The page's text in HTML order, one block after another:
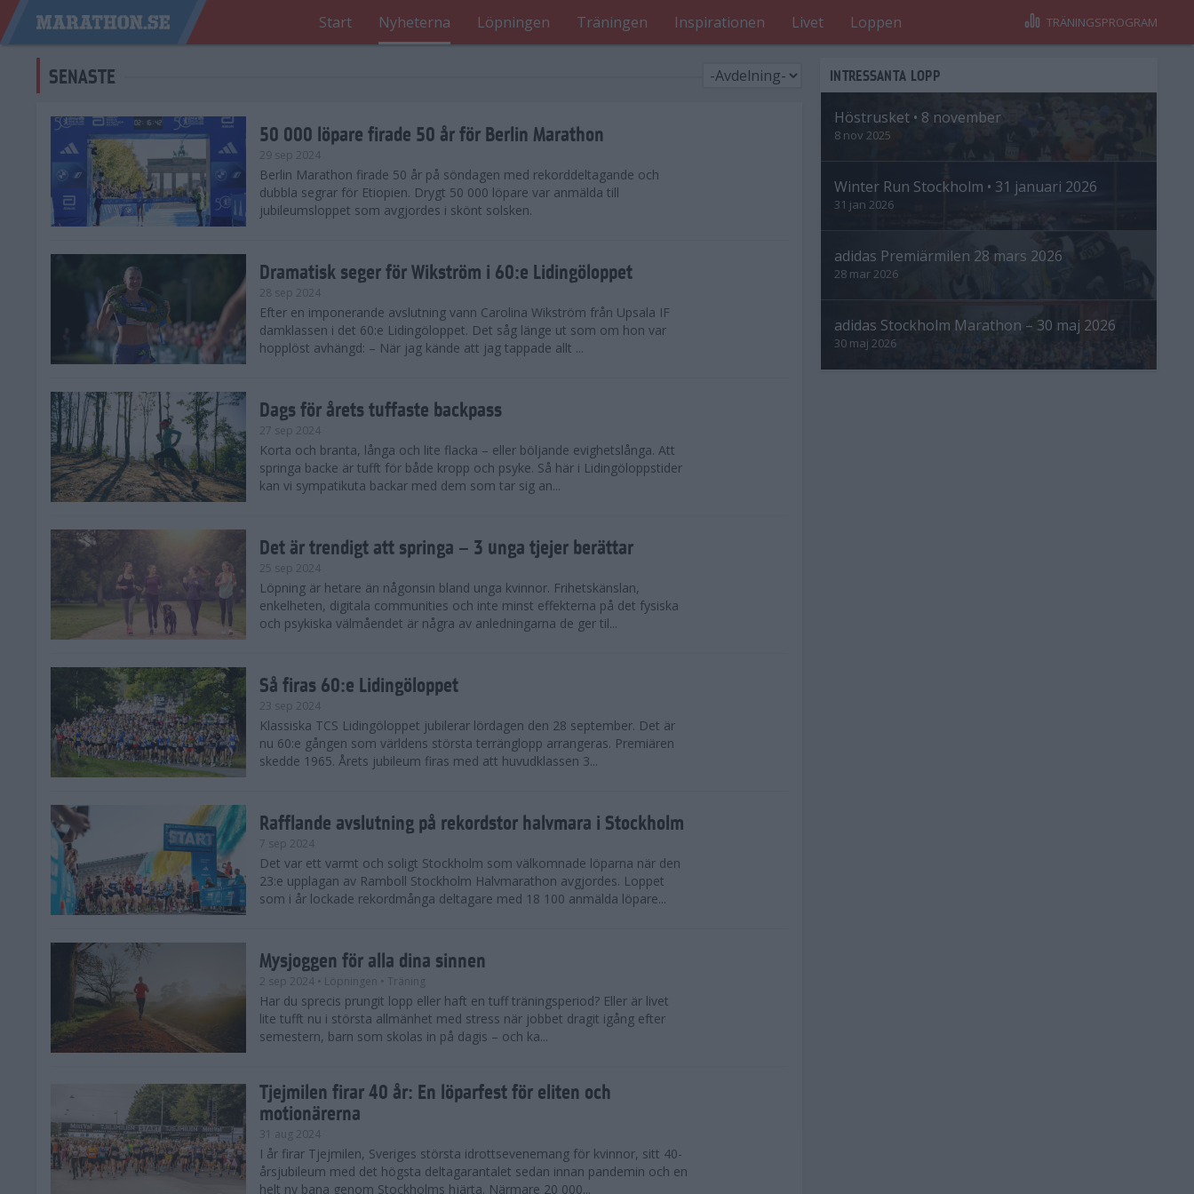
Start Nyheterna Löpningen Träningen Inspirationen Livet Loppen TRÄNINGSPROGRAM
SENASTE
50 000 löpare firade 50 år för Berlin Marathon
29 sep 2024
Berlin Marathon firade 50 år på söndagen med rekorddeltagande och
dubbla segrar för Etiopien. Drygt 50 000 löpare var anmälda till
jubileumsloppet som avgjordes i skönt solsken.
Dramatisk seger för Wikström i 60:e Lidingöloppet
28 sep 2024
Efter en imponerande avslutning vann Carolina Wikström från Upsala IF
damklassen i det 60:e Lidingöloppet. Det såg länge ut som om hon var
hopplöst avhängd: – När jag kände att jag tappade allt ...
Dags för årets tuffaste backpass
27 sep 2024
Korta och branta, långa och lite flacka – eller böljande evighetslånga. Att
springa backe är tufft för både kropp och psyke. Så här i Lidingöloppstider
kan vi sympatikuta backar med dem som tar sig an...
Det är trendigt att springa – 3 unga tjejer berättar
25 sep 2024
Löpning är hetare än någonsin bland unga kvinnor. Frihetskänslan,
enkelheten, digitala communities och inte minst effekterna på det fysiska
och psykiska välmåendet är några av anledningarna de ger til...
Så firas 60:e Lidingöloppet
23 sep 2024
Klassiska TCS Lidingöloppet jubilerar lördagen den 28 september. Det är
nu 60:e gången som världens största terränglopp arrangeras. Premiären
skedde 1965. Årets jubileum firas med att huvudklassen 3...
Rafflande avslutning på rekordstor halvmara i Stockholm
7 sep 2024
Det var ett varmt och soligt Stockholm som välkomnade löparna när den
23:e upplagan av Ramboll Stockholm Halvmarathon avgjordes. Loppet
som i år lockade rekordmånga deltagare med 18 100 anmälda löpare...
Mysjoggen för alla dina sinnen
2 sep 2024 • Löpningen • Träning
Har du sprecis prungit lopp eller haft en tuff träningsperiod? Eller är livet
lite tufft nu i största allmänhet med stress när jobbet dragit igång efter
semestern, barn som skolas in på dagis – och ka...
Tjejmilen firar 40 år: En löparfest för eliten och
motionärerna
31 aug 2024
I år firar Tjejmilen, Sveriges största idrottsevenemang för kvinnor, sitt 40-
årsjubileum med det högsta deltagarantalet sedan innan pandemin och en
helt ny bana genom Stockholms hjärta. Närmare 20 000...
INTRESSANTA LOPP
Höstrusket • 8 november
8 nov 2025
Winter Run Stockholm • 31 januari 2026
31 jan 2026
adidas Premiärmilen 28 mars 2026
28 mar 2026
adidas Stockholm Marathon – 30 maj 2026
30 maj 2026